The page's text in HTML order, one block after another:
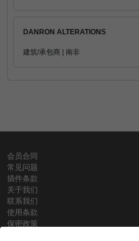
DANRON ALTERATIONS
建筑/承包商 | 南非
会员合同
常见问题
插件条款
关于我们
联系我们
使用条款
保密政策